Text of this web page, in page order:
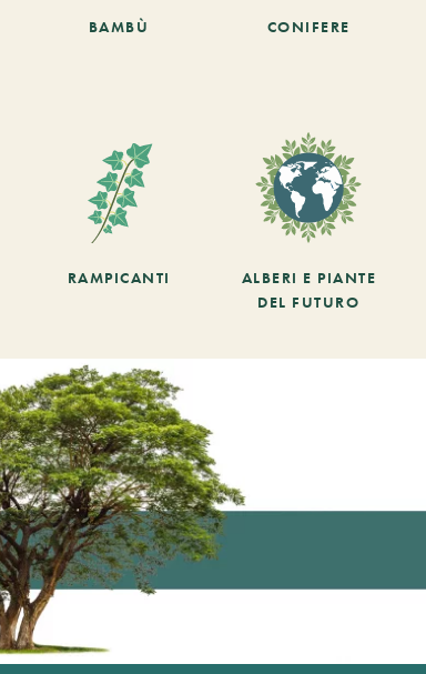
BAMBÙ CONIFERE
RAMPICANTI
ALBERI E PIANTE
DEL FUTURO